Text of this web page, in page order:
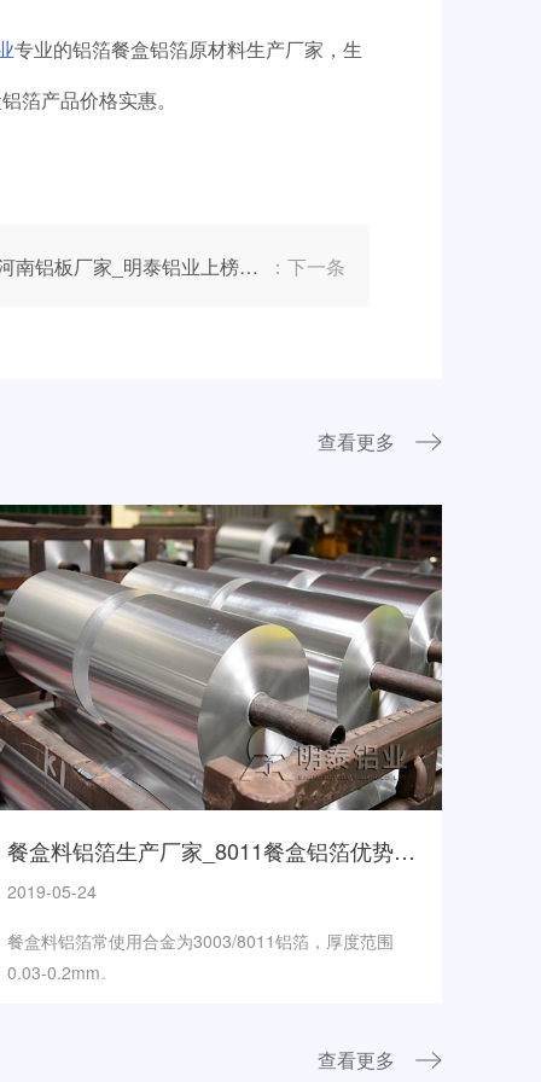
专业的铝箔餐盒铝箔原材料生产厂家，生
箔产品价格实惠。
河南铝板厂家_明泰铝业上榜“2020中国制造业企业500强” ：下一条
查看更多
餐盒料铝箔生产厂家_8011餐盒铝箔优势真叫多,出厂价格多少钱？
2019-05-24
餐盒料铝箔常使用合金为3003/8011铝箔，厚度范围
0.03-0.2mm。
查看更多